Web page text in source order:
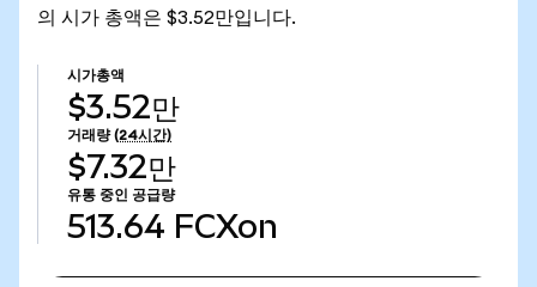
의 시가 총액은 $3.52만입니다.
시가총액
$3.52만
거래량 (24시간)
$7.32만
유통 중인 공급량
513.64 FCXon